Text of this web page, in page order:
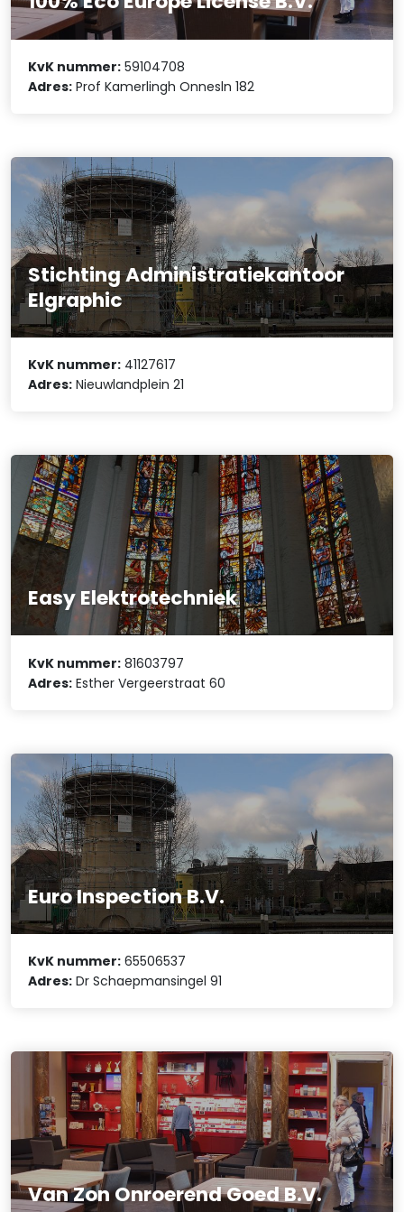
KvK nummer: 59104708
Adres: Prof Kamerlingh Onnesln 182
Stichting Administratiekantoor
Elgraphic
KvK nummer: 41127617
Adres: Nieuwlandplein 21
Easy Elektrotechniek
KvK nummer: 81603797
Adres: Esther Vergeerstraat 60
Euro Inspection B.V.
KvK nummer: 65506537
Adres: Dr Schaepmansingel 91
Van Zon Onroerend Goed B.V.